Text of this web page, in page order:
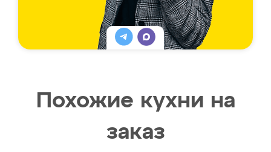
Похожие кухни на
заказ